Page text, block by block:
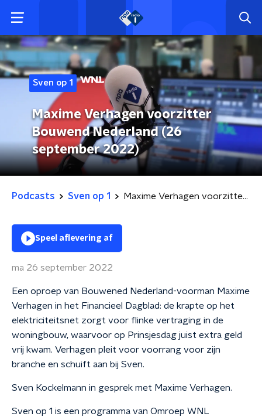
Sven op 1
Maxime Verhagen voorzitter
Bouwend Nederland (26
september 2022)
Podcasts Sven op 1 Maxime Verhagen voorzitter Bouwend Nederland (26 september 2022)
Speel aflevering af
ma 26 september 2022
Een oproep van Bouwened Nederland-voorman Maxime
Verhagen in het Financieel Dagblad: de krapte op het
elektriciteitsnet zorgt voor flinke vertraging in de
woningbouw, waarvoor op Prinsjesdag juist extra geld
vrij kwam. Verhagen pleit voor voorrang voor zijn
branche en schuift aan bij Sven.
Sven Kockelmann in gesprek met Maxime Verhagen.
Sven op 1 is een programma van Omroep WNL